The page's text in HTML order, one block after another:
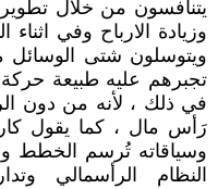
يتنافسون من خلال
وزيادة الارباح وفي
ويتوسلون شتى الوسائل
تجبرهم عليه طبيعة
في ذلك ، لأنه من دون
رَأس مال ، كما يقول
وسياقاته تُرسم الخطط
النظام الرأسمالي